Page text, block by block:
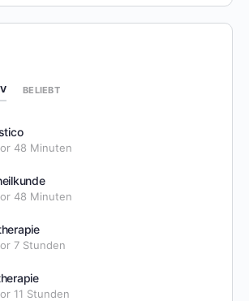
BELIEBT
48 Minuten
48 Minuten
7 Stunden
11 Stunden